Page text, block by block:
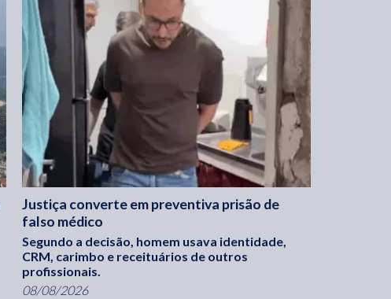
Justiça converte em preventiva prisão de
falso médico
Segundo a decisão, homem usava identidade,
CRM, carimbo e receituários de outros
profissionais.
08/08/2026